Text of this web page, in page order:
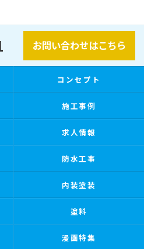
お問い合わせはこちら
コンセプト
施工事例
求人情報
防水工事
内装塗装
塗料
漫画特集